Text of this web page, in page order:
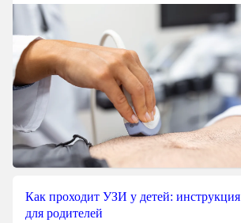
Как проходит УЗИ у детей: инструкция
для родителей